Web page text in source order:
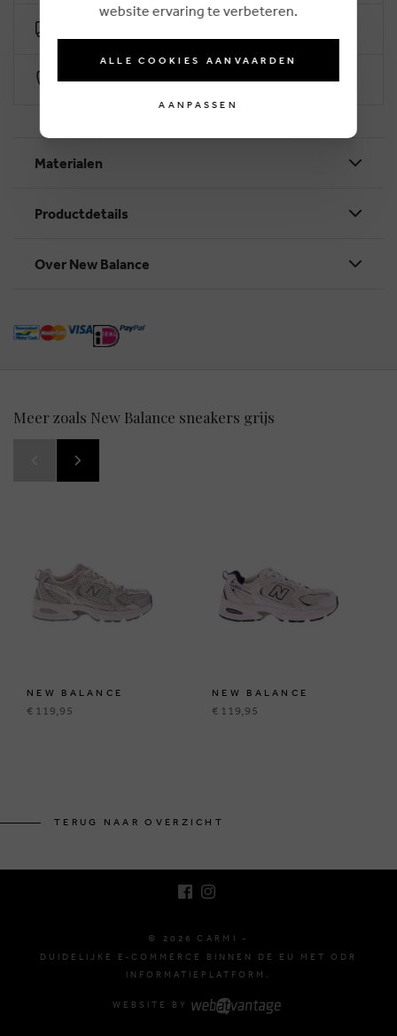
Veilig betalen via Worldline
Materialen
Productdetails
Over New Balance
Meer zoals New Balance sneakers grijs
NEW BALANCE
€ 119,95
NEW BALANCE
€ 119,95
TERUG NAAR OVERZICHT
© 2026 CARMI -
DUIDELIJKE E-COMMERCE BINNEN DE EU MET ODR
INFORMATIEPLATFORM.
WEBSITE BY
website ervaring te verbeteren.
ALLE COOKIES AANVAARDEN
AANPASSEN